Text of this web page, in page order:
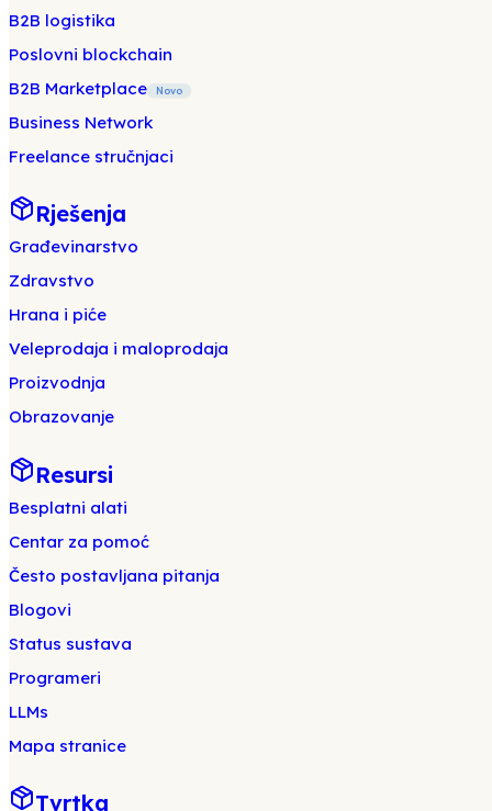
B2B logistika
Poslovni blockchain
B2B Marketplace
Novo
Business Network
Freelance stručnjaci
Rješenja
Građevinarstvo
Zdravstvo
Hrana i piće
Veleprodaja i maloprodaja
Proizvodnja
Obrazovanje
Resursi
Besplatni alati
Centar za pomoć
Često postavljana pitanja
Blogovi
Status sustava
Programeri
LLMs
Mapa stranice
Tvrtka